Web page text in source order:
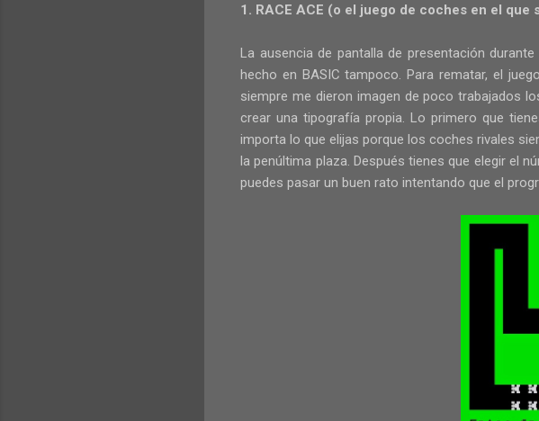
1. RACE ACE (o el juego de coches en el que
La ausencia de pantalla de presentación
hecho en BASIC tampoco. Para rematar, el
siempre me dieron imagen de poco trabajados
crear una tipografía propia. Lo primero que
importa lo que elijas porque los coches rivales
la penúltima plaza. Después tienes que elegir el
puedes pasar un buen rato intentando que el